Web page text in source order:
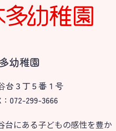
幼稚園
台３丁５番１号
072-299-3666
台にある子どもの感性を豊か